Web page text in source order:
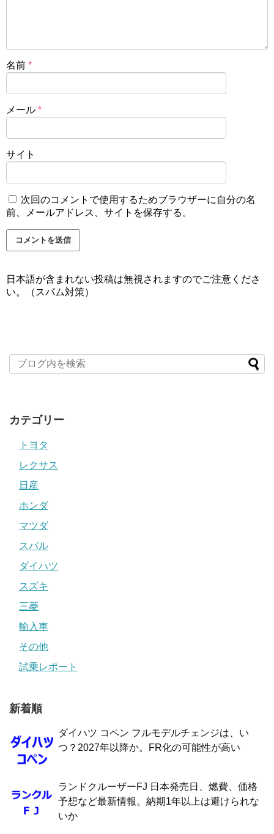
名前 *
メール *
サイト
次回のコメントで使用するためブラウザーに自分の名
前、メールアドレス、サイトを保存する。
日本語が含まれない投稿は無視されますのでご注意くださ
い。（スパム対策）
カテゴリー
トヨタ
レクサス
日産
ホンダ
マツダ
スバル
ダイハツ
スズキ
三菱
輸入車
その他
試乗レポート
新着順
ダイハツ コペン フルモデルチェンジは、い
つ？2027年以降か。FR化の可能性が高い
ランドクルーザーFJ 日本発売日、燃費、価格
予想など最新情報。納期1年以上は避けられな
いか